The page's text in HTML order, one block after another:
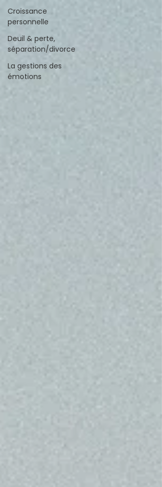
Croissance
personnelle
Deuil & perte,
séparation/divorce
La gestions des
émotions